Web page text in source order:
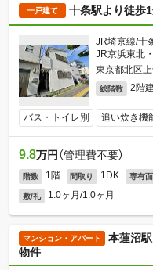
一戸建て 十条駅より徒歩
JR埼京線/十
JR京浜東北
東京都北区
総階数 2階
バス・トイレ別 追い炊き機
9.8万円 （管理費不要）
階数 1階 間取り 1DK 専有
敷/礼 1.0ヶ月/1.0ヶ月
マンション・アパート
本蓮沼
物件